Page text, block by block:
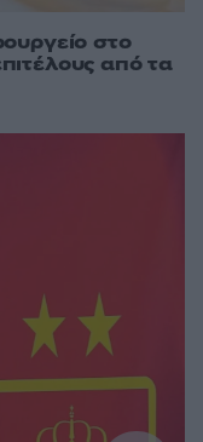
στο
από τα